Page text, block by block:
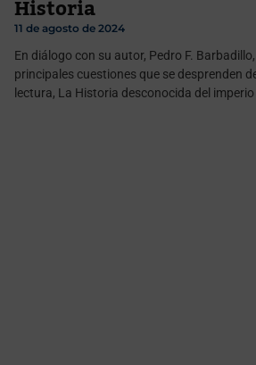
Historia
11 de agosto de 2024
En diálogo con su autor, Pedro F.
principales cuestiones que se desprenden
lectura, La Historia desconocida del imperio